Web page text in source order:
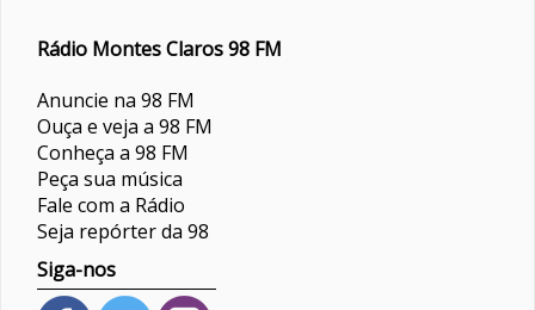
Rádio Montes Claros 98 FM
Anuncie na 98 FM
Ouça e veja a 98 FM
Conheça a 98 FM
Peça sua música
Fale com a Rádio
Seja repórter da 98
Siga-nos